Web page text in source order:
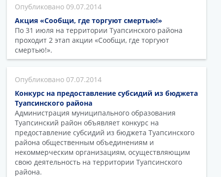
09.07.2014
Акция «Сообщи, где торгуют смертью!»
По 31 июля на территории Туапсинского района
проходит 2 этап акции «Сообщи, где торгуют
смертью!».
07.07.2014
Конкурс на предоставление субсидий из бюджета
Туапсинского района
Администрация муниципального образования
Туапсинский район объявляет конкурс на
предоставление субсидий из бюджета Туапсинского
района общественным объединениям и
некоммерческим организациям, осуществляющим
свою деятельность на территории Туапсинского
района.